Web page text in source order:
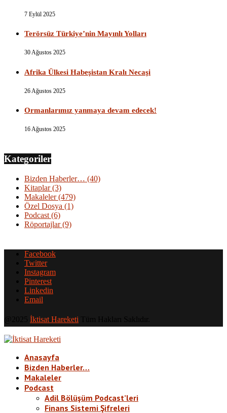
7 Eylül 2025
Terörsüz Türkiye’nin Mayınlı Yolları
30 Ağustos 2025
Afrika Ülkesi Habeşistan Kralı Necaşi
26 Ağustos 2025
Ormanlarımız yanmaya devam edecek!
16 Ağustos 2025
Kategoriler
Bizden Haberler… (40)
Kitaplar(3)
Makaleler(479)
Özel Dosya (1)
Podcast (6)
Röportajlar(9)
Facebook
Twitter
Instagram
Pinterest
Linkedin
Email
İktisat Hareketi
Anasayfa
Bizden Haberler…
Makaleler
Podcast
Adil Bölüşüm Podcast’leri
Finans Sistemi Şifreleri